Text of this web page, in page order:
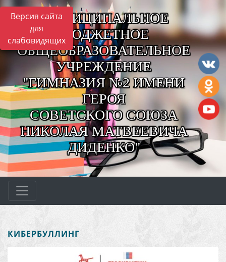
Версия сайта
для
слабовидящих
МУНИЦИПАЛЬНОЕ
БЮДЖЕТНОЕ
ОБЩЕОБРАЗОВАТЕЛЬНОЕ
УЧРЕЖДЕНИЕ
"ГИМНАЗИЯ №2 ИМЕНИ
ГЕРОЯ
СОВЕТСКОГО СОЮЗА
НИКОЛАЯ МАТВЕЕВИЧА
ДИДЕНКО"
КИБЕРБУЛЛИНГ